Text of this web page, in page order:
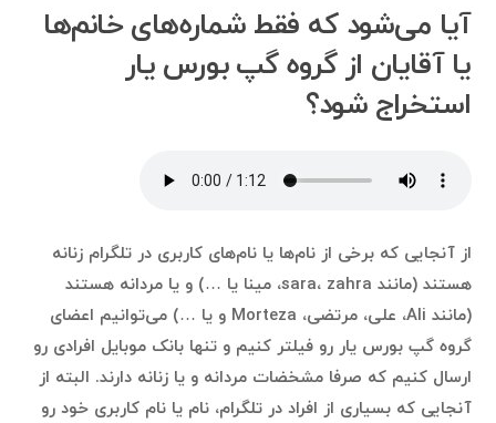
آیا می‌شود که فقط شماره‌های خانم‌ها
یا آقایان از گروه گپ بورس یار
استخراج شود؟
از آنجایی که برخی از نام‌ها یا نام‌های کاربری در تلگرام زنانه
هستند (مانند sara، zahra، مینا یا …) و یا مردانه هستند
(مانند Ali، علی، مرتضی، Morteza و یا …) می‌توانیم اعضای
گروه گپ بورس یار رو فیلتر کنیم و تنها بانک موبایل افرادی رو
ارسال کنیم که صرفا مشخضات مردانه و یا زنانه دارند. البته از
آنجایی که بسیاری از افراد در تلگرام، نام یا نام کاربری خود رو